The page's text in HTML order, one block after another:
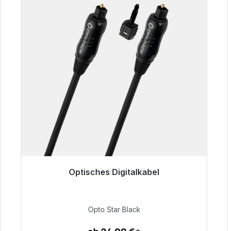
Optisches Digitalkabel
93,00 €
Opto Star Black